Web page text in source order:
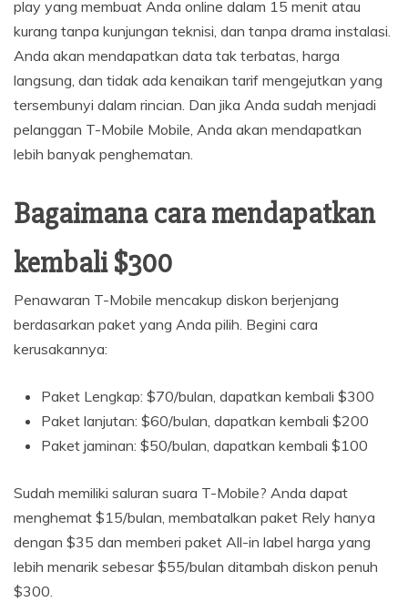
play yang membuat Anda online dalam 15 menit atau
kurang tanpa kunjungan teknisi, dan tanpa drama instalasi.
Anda akan mendapatkan data tak terbatas, harga
langsung, dan tidak ada kenaikan tarif mengejutkan yang
tersembunyi dalam rincian. Dan jika Anda sudah menjadi
pelanggan T-Mobile Mobile, Anda akan mendapatkan
lebih banyak penghematan.
Bagaimana cara mendapatkan
kembali $300
Penawaran T-Mobile mencakup diskon berjenjang
berdasarkan paket yang Anda pilih. Begini cara
kerusakannya:
Paket Lengkap: $70/bulan, dapatkan kembali $300
Paket lanjutan: $60/bulan, dapatkan kembali $200
Paket jaminan: $50/bulan, dapatkan kembali $100
Sudah memiliki saluran suara T-Mobile? Anda dapat
menghemat $15/bulan, membatalkan paket Rely hanya
dengan $35 dan memberi paket All-in label harga yang
lebih menarik sebesar $55/bulan ditambah diskon penuh
$300.